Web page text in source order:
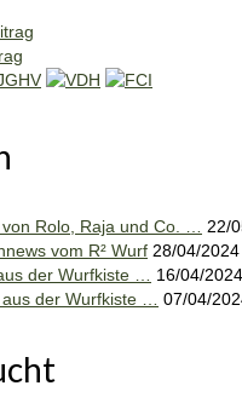
Rolo, Raja und Co. …
22/
vom R² Wurf 28/04/2024
der Wurfkiste …
16/04/2024
der Wurfkiste …
07/04/